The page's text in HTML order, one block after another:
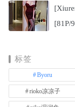
[81P/
标签
Byoru
rioko凉凉子